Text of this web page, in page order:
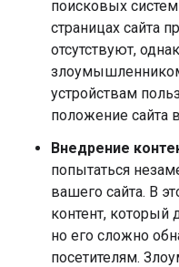
поисковых
страницах сайта
отсутствуют,
устройствам
положение сайта
Внедрение
попытаться
вашего сайта. В
контент, который
но его сложно
посетителям.